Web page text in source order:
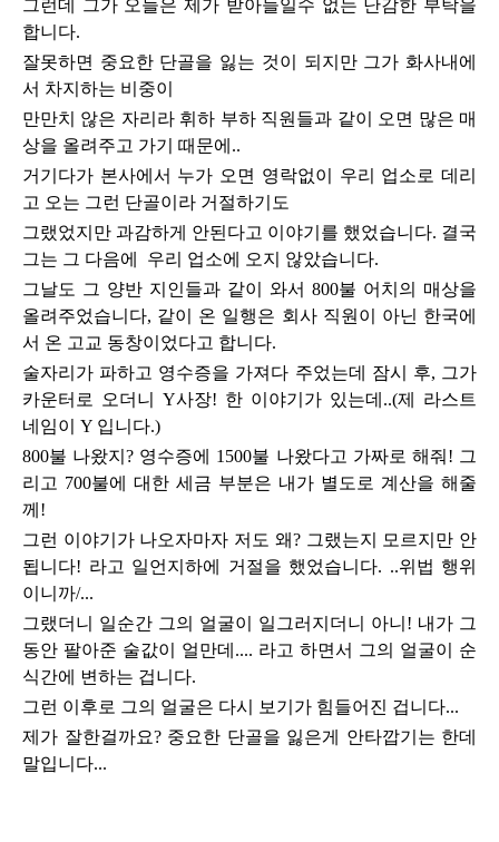
그런데 그가 오늘은 제가 받아들일수 없는 난감한 부탁을
합니다.
잘못하면 중요한 단골을 잃는 것이 되지만 그가 화사내에
서 차지하는 비중이
만만치 않은 자리라 휘하 부하 직원들과 같이 오면 많은 매
상을 올려주고 가기 때문에..
거기다가 본사에서 누가 오면 영락없이 우리 업소로 데리
고 오는 그런 단골이라 거절하기도
그랬었지만 과감하게 안된다고 이야기를 했었습니다. 결국
그는 그 다음에 우리 업소에 오지 않았습니다.
그날도 그 양반 지인들과 같이 와서 800불 어치의 매상을
올려주었습니다, 같이 온 일행은 회사 직원이 아닌 한국에
서 온 고교 동창이었다고 합니다.
술자리가 파하고 영수증을 가져다 주었는데 잠시 후, 그가
카운터로 오더니 Y사장! 한 이야기가 있는데..(제 라스트
네임이 Y 입니다.)
800불 나왔지? 영수증에 1500불 나왔다고 가짜로 해줘! 그
리고 700불에 대한 세금 부분은 내가 별도로 계산을 해줄
께!
그런 이야기가 나오자마자 저도 왜? 그랬는지 모르지만 안
됩니다! 라고 일언지하에 거절을 했었습니다. ..위법 행위
이니까/...
그랬더니 일순간 그의 얼굴이 일그러지더니 아니! 내가 그
동안 팔아준 술값이 얼만데.... 라고 하면서 그의 얼굴이 순
식간에 변하는 겁니다.
그런 이후로 그의 얼굴은 다시 보기가 힘들어진 겁니다...
제가 잘한걸까요? 중요한 단골을 잃은게 안타깝기는 한데
말입니다...